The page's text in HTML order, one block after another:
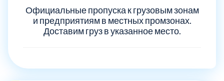
Официальные пропуска к грузовым зонам
и предприятиям в местных промзонах.
Доставим груз в указанное место.